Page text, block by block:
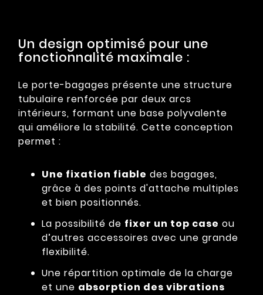
Un design optimisé pour une
fonctionnalité maximale :
Le porte-bagages présente une structure
tubulaire renforcée par deux arcs
intérieurs, formant une base polyvalente
qui améliore la stabilité. Cette conception
permet :
Une fixation fiable des bagages,
grâce à des points d'attache multiples
et bien positionnés.
La possibilité de fixer un top case ou
d’autres accessoires avec une grande
flexibilité.
Une répartition optimale de la charge
et une absorption des vibrations